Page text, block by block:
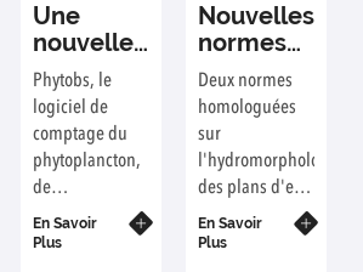
Une
nouvelle
version
pour
Phytobs
Phytobs, le
logiciel de
comptage du
phytoplancton,
de
bancarisation et
de calcul de
En Savoir
Plus
Nouvelles
normes
homologuées
Deux normes
homologuées
sur
l'hydromorphologie
des plans d'eau
viennent d'être
été publiées par
En Savoir
Plus